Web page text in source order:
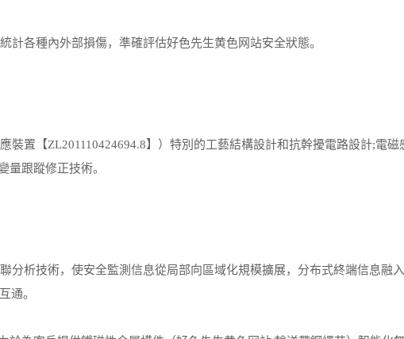
各種內外部損傷，準確評估好色先生黄色网站安全狀態。
置【ZL201110424694.8】）特別的工藝結構設計和抗幹擾電路設計;電磁
量跟蹤修正技術。
析技術，使安全監測信息從局部向區域化規模擴展，分布式終端信息融
通。